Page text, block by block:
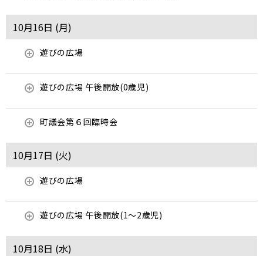
10月16日 (月)
遊びの広場
遊びの広場 午後開放(0歳児)
町議会第６回臨時会
10月17日 (火)
遊びの広場
遊びの広場 午後開放(1～2歳児)
10月18日 (水)